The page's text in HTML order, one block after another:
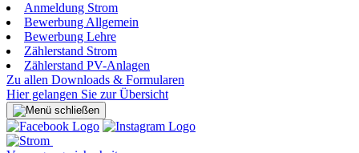
Anmeldung Strom
Bewerbung Allgemein
Bewerbung Lehre
Zählerstand Strom
Zählerstand PV-Anlagen
Zu allen Downloads & Formularen
Hier gelangen Sie zur Übersicht